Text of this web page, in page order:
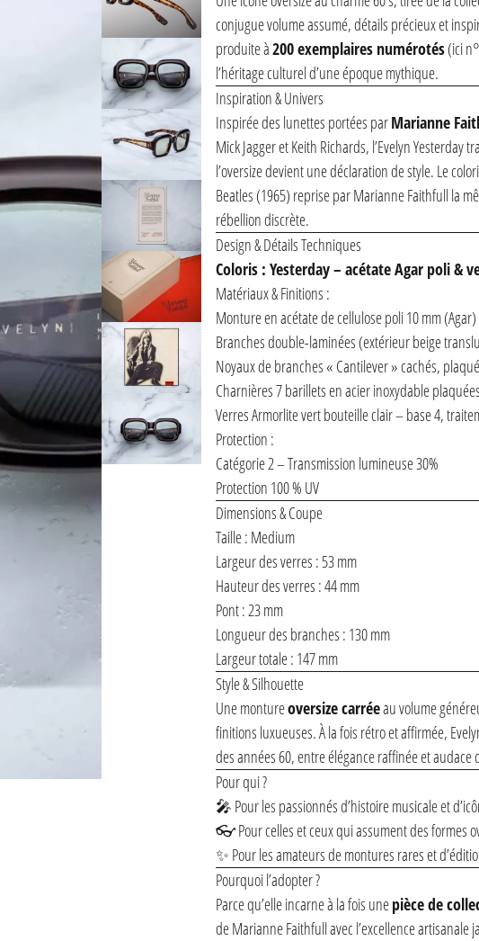
conjugue volume assumé, détails précieux et
produite à200 exemplaires numérotés(ici
l’héritage culturel d’une époque mythique.
Inspiration & Univers
Inspirée des lunettes portées parMarianne
Mick Jagger et Keith Richards, l’Evelyn
l’oversize devient une déclaration de style. Le
Beatles (1965) reprise par Marianne Faithfull la
rébellion discrète.
Design & Détails Techniques
Coloris : Yesterday – acétate Agar poli &
Matériaux & Finitions :
Monture en acétate de cellulose poli 10 mm (Agar)
Branches double-laminées (extérieur beige
Noyaux de branches « Cantilever » cachés,
Charnières 7 barillets en acier inoxydable
Verres Armorlite vert bouteille clair – base 4,
Protection :
Catégorie 2 – Transmission lumineuse 30%
Protection 100 % UV
Dimensions & Coupe
Taille : Medium
Largeur des verres : 53 mm
Hauteur des verres : 44 mm
Pont : 23 mm
Longueur des branches : 130 mm
Largeur totale : 147 mm
Style & Silhouette
Une montureoversize carréeau volume
finitions luxueuses. À la fois rétro et affirmée,
des années 60, entre élégance raffinée et audace
Pour qui ?
🎤 Pour les passionnés d’histoire musicale et
👓 Pour celles et ceux qui assument des formes
✨ Pour les amateurs de montures rares et
Pourquoi l’adopter ?
Parce qu’elle incarne à la fois unepièce de
de Marianne Faithfull avec l’excellence artisanale